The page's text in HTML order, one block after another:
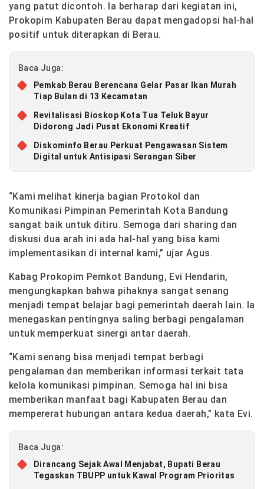
yang patut dicontoh. Ia berharap dari kegiatan ini,
Prokopim Kabupaten Berau dapat mengadopsi hal-hal
positif untuk diterapkan di Berau.
Baca Juga:
Pemkab Berau Berencana Gelar Pasar Ikan Murah
Tiap Bulan di 13 Kecamatan
Revitalisasi Bioskop Kota Tua Teluk Bayur
Didorong Jadi Pusat Ekonomi Kreatif
Diskominfo Berau Perkuat Pengawasan Sistem
Digital untuk Antisipasi Serangan Siber
“Kami melihat kinerja bagian Protokol dan
Komunikasi Pimpinan Pemerintah Kota Bandung
sangat baik untuk ditiru. Semoga dari sharing dan
diskusi dua arah ini ada hal-hal yang bisa kami
implementasikan di internal kami,” ujar Agus.
Kabag Prokopim Pemkot Bandung, Evi Hendarin,
mengungkapkan bahwa pihaknya sangat senang
menjadi tempat belajar bagi pemerintah daerah lain. Ia
menegaskan pentingnya saling berbagi pengalaman
untuk memperkuat sinergi antar daerah.
“Kami senang bisa menjadi tempat berbagi
pengalaman dan memberikan informasi terkait tata
kelola komunikasi pimpinan. Semoga hal ini bisa
memberikan manfaat bagi Kabupaten Berau dan
mempererat hubungan antara kedua daerah,” kata Evi.
Baca Juga:
Dirancang Sejak Awal Menjabat, Bupati Berau
Tegaskan TBUPP untuk Kawal Program Prioritas